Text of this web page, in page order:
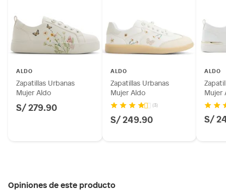
ALDO
Zapatillas Urbanas
Mujer Aldo
S/ 279.90
ALDO
Zapatillas Urbanas
Mujer Aldo
(3)
S/ 249.90
ALDO
Mujer
S/
Opiniones de este producto